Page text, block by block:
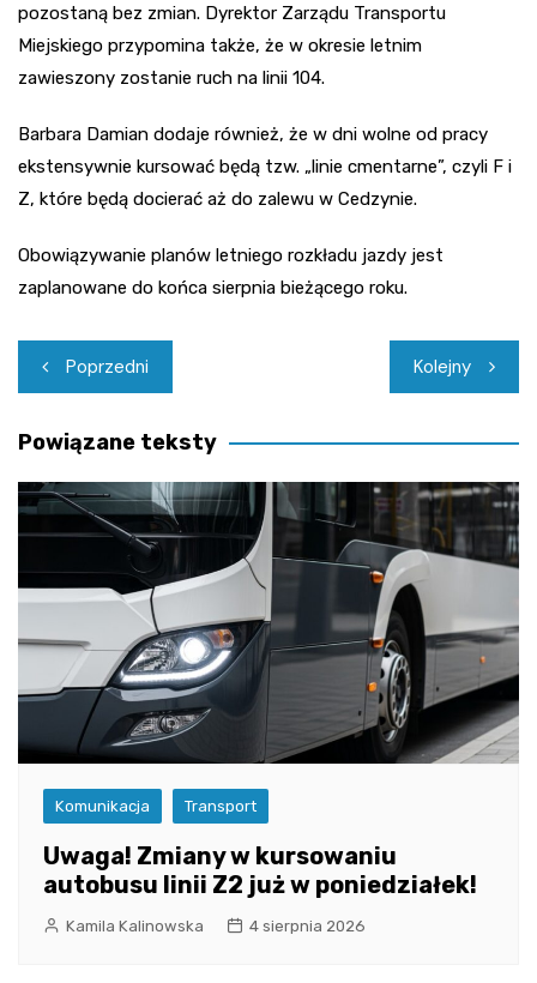
pozostaną bez zmian. Dyrektor Zarządu Transportu
Miejskiego przypomina także, że w okresie letnim
zawieszony zostanie ruch na linii 104.
Barbara Damian dodaje również, że w dni wolne od pracy
ekstensywnie kursować będą tzw. „linie cmentarne”, czyli F i
Z, które będą docierać aż do zalewu w Cedzynie.
Obowiązywanie planów letniego rozkładu jazdy jest
zaplanowane do końca sierpnia bieżącego roku.
Nawigacja
wpisu
Poprzedni Kolejny
Powiązane teksty
Komunikacja Transport
Uwaga! Zmiany w kursowaniu
autobusu linii Z2 już w poniedziałek!
Kamila Kalinowska 4 sierpnia 2026